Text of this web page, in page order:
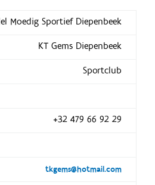
Moedig Sportief Diepenbeek
KT Gems Diepenbeek
Sportclub
+32 479 66 92 29
tkgems@hotmail.com